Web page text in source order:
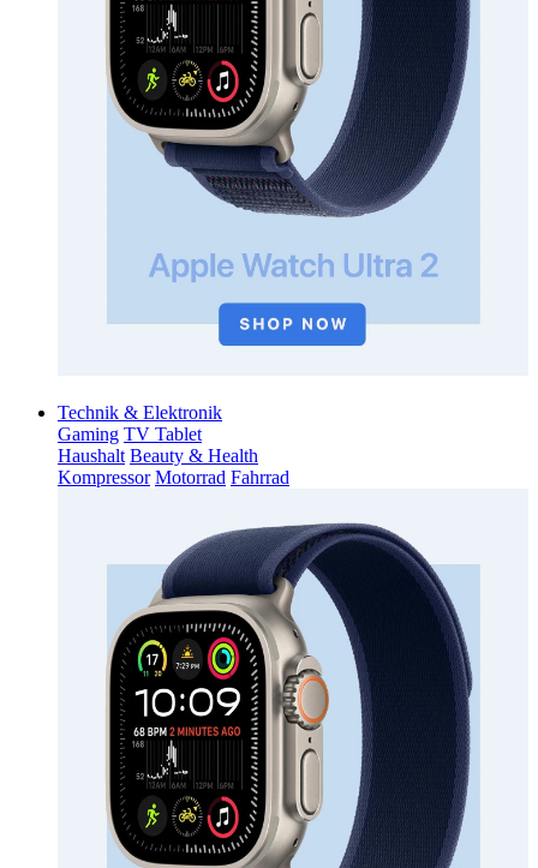
Technik & Elektronik
Gaming TV Tablet
Haushalt Beauty & Health
Kompressor Motorrad Fahrrad